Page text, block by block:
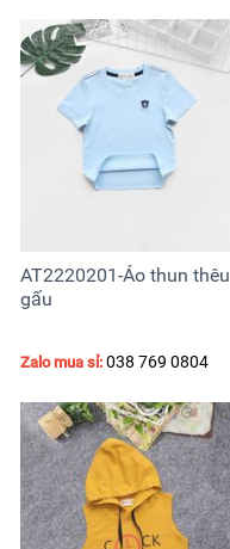
AT2220201-Áo thun thêu
gấu
Zalo mua sỉ: 038 769 0804